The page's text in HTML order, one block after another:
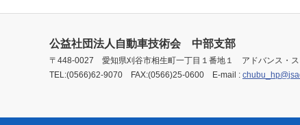
公益社団法人自動車技術会 中部支部
〒448-0027 愛知県刈谷市相生町一丁目１番地１ アドバンス・ス
TEL:(0566)62-9070 FAX:(0566)25-0600 E-mail :